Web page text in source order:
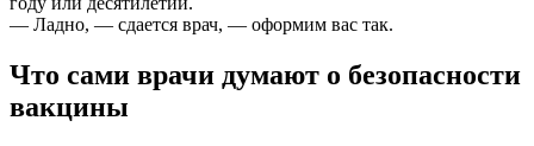
— Ладно, — сдается врач, — оформим вас так.
Что сами врачи думают о безопасности
вакцины